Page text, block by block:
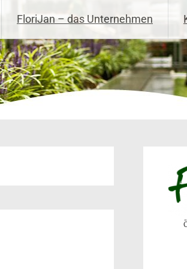
FloriJan – das Unternehmen